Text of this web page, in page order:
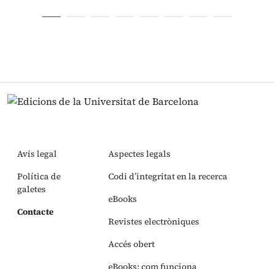
Avís legal
Política de
galetes
Contacte
Aspectes legals
Codi d’integritat en la recerca
eBooks
Revistes electròniques
Accés obert